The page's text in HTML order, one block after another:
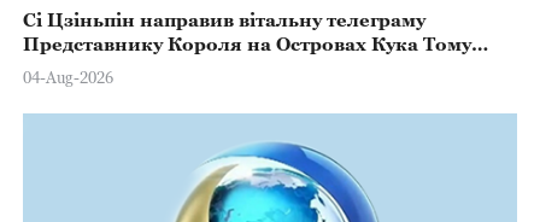
Сі Цзіньпін направив вітальну телеграму
Представнику Короля на Островах Кука Тому
Марстерсу з нагоди Дня Конституції
04-Aug-2026